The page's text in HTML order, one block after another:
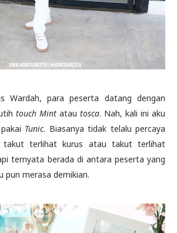
Wardah, para peserta datang dengan
touch Mint atau tosca. Nah, kali ini aku
Tunic. Biasanya tidak telalu percaya
takut terlihat kurus atau takut terlihat
ternyata berada di antara peserta yang
pun merasa demikian.